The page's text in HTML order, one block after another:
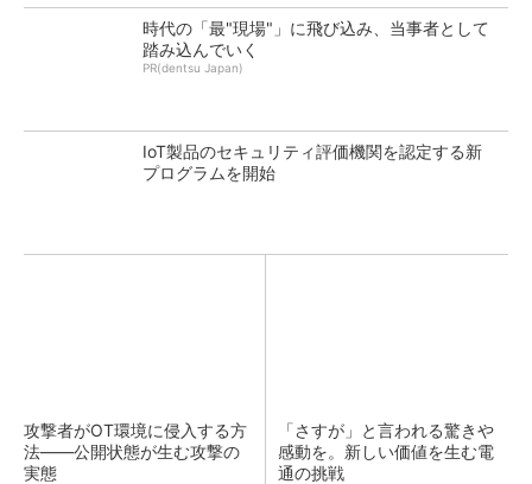
時代の「最"現場"」に飛び込み、当事者として
踏み込んでいく
PR(dentsu Japan)
IoT製品のセキュリティ評価機関を認定する新
プログラムを開始
攻撃者がOT環境に侵入する方
法――公開状態が生む攻撃の
実態
「さすが」と言われる驚きや
感動を。新しい価値を生む電
通の挑戦